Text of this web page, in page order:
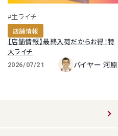
#生ライチ
店舗情報
【店舗情報】最終入荷だからお得！特
大ライチ
2026/07/21 バイヤー 河原